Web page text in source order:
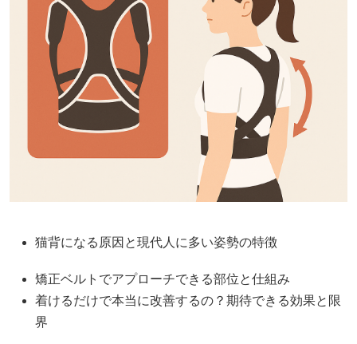
猫背になる原因と現代人に多い姿勢の特徴
矯正ベルトでアプローチできる部位と仕組み
着けるだけで本当に改善するの？期待できる効果と限
界